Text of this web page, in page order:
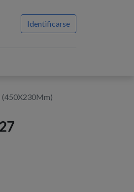
Identificarse
(450X230Mm)